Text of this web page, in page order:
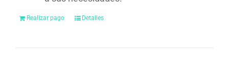
Realizar pago Detalles